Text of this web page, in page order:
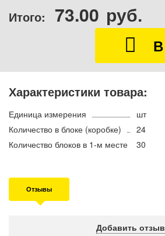
Итого: 73.00 руб.
Характеристики товара:
Единица измерения
шт
Количество в блоке (коробке)
24
Количество блоков в 1-м месте
30
Отзывы
Добавить отзыв